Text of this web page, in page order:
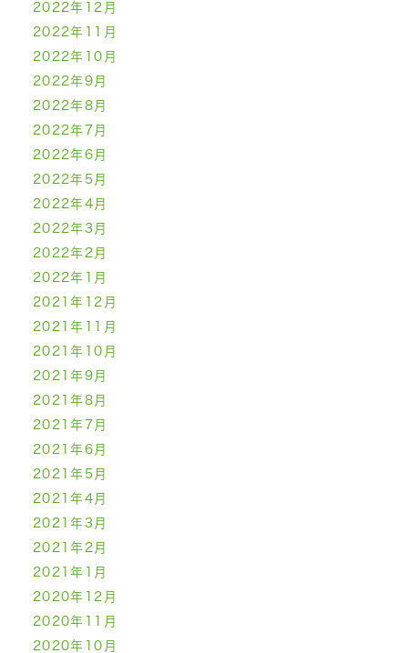
2022年12月
2022年11月
2022年10月
2022年9月
2022年8月
2022年7月
2022年6月
2022年5月
2022年4月
2022年3月
2022年2月
2022年1月
2021年12月
2021年11月
2021年10月
2021年9月
2021年8月
2021年7月
2021年6月
2021年5月
2021年4月
2021年3月
2021年2月
2021年1月
2020年12月
2020年11月
2020年10月